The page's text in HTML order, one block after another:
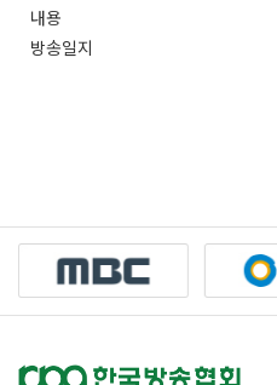
내용
방송일지